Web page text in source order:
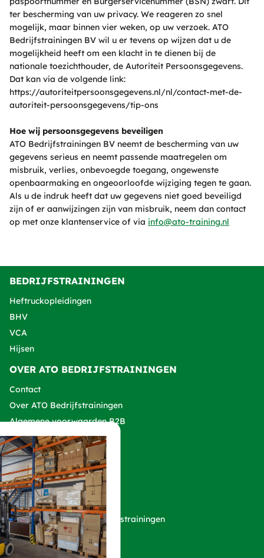
ter bescherming van uw privacy. We reageren zo snel
mogelijk, maar binnen vier weken, op uw verzoek. ATO
Bedrijfstrainingen BV wil u er tevens op wijzen dat u de
mogelijkheid heeft om een klacht in te dienen bij de
nationale toezichthouder, de Autoriteit Persoonsgegevens.
Dat kan via de volgende link:
https://autoriteitpersoonsgegevens.nl/nl/contact-met-de-
autoriteit-persoonsgegevens/tip-ons
Hoe wij persoonsgegevens beveiligen
ATO Bedrijfstrainingen BV neemt de bescherming van uw
gegevens serieus en neemt passende maatregelen om
misbruik, verlies, onbevoegde toegang, ongewenste
openbaarmaking en ongeoorloofde wijziging tegen te gaan.
Als u de indruk heeft dat uw gegevens niet goed beveiligd
zijn of er aanwijzingen zijn van misbruik, neem dan contact
op met onze klantenservice of via info@ato-training.nl
BEDRIJFSTRAININGEN
Heftruckopleidingen
BHV
VCA
Hijsen
OVER ATO BEDRIJFSTRAININGEN
Contact
Over ATO Bedrijfstrainingen
Algemene voorwaarden B2B
Klachtenprocedure
VOLG ONZE SOCIALS!
Copyright 2026 ATO Bedrijfstrainingen
Privacy verklaring
Cookies